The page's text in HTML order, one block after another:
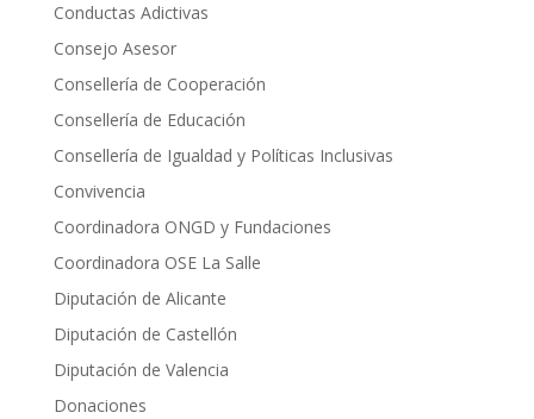
Conductas Adictivas
Consejo Asesor
Consellería de Cooperación
Consellería de Educación
Consellería de Igualdad y Políticas Inclusivas
Convivencia
Coordinadora ONGD y Fundaciones
Coordinadora OSE La Salle
Diputación de Alicante
Diputación de Castellón
Diputación de Valencia
Donaciones